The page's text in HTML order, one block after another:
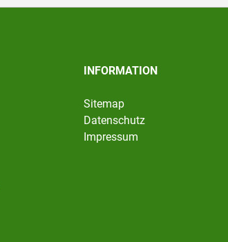
INFORMATION
Sitemap
Datenschutz
Impressum